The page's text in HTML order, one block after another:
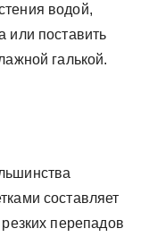
водой,
или поставить
галькой.
составляет
перепадов